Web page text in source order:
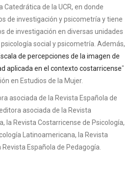
de la UCR, en donde
de investigación y psicometría y tiene
de investigación en diversas unidades
social y psicometría. Además,
de percepciones de la imagen de
aplicada en el contexto costarricense"
en Estudios de la Mujer.
asociada de la Revista Española de
asociada de la Revista
la Revista Costarricense de Psicología,
Latinoamericana, la Revista
Española de Pedagogía.